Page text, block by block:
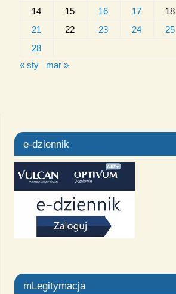
14
15 16 17 18
21
22 23 24 25
28
« sty
mar »
e-dziennik
mLegitymacja